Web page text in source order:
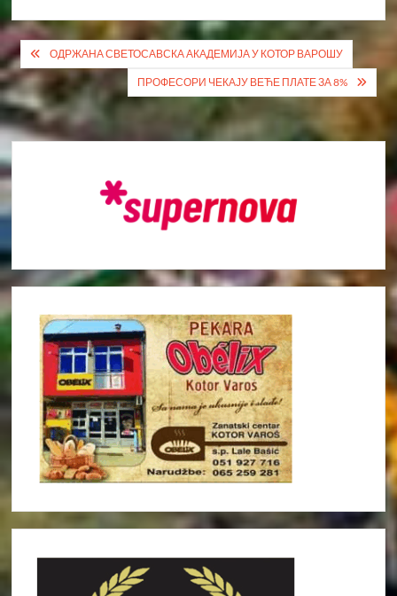
Кретање
чланка
ОДРЖАНА СВЕТОСАВСКА АКАДЕМИЈА У КОТОР ВАРОШУ
ПРОФЕСОРИ ЧЕКАЈУ ВЕЋЕ ПЛАТЕ ЗА 8%